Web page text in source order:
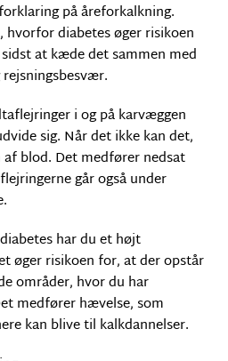
på åreforkalkning.
diabetes øger risikoen
at kæde det sammen med
i og på karvæggen
sig. Når det ikke kan det,
blod. Det medfører nedsat
går også under
har du et højt
øger risikoen for, at der opstår
områder, hvor du har
medfører hævelse, som
kan blive til kalkdannelser.